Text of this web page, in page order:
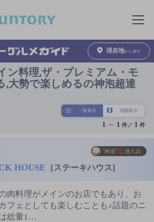
メニュ
現在地から探す
ン料理,ザ・プレミアム・モ
,大勢で楽しめるの神泡超達
一覧表示 地図表示
1 ～ 1 件／ 1 件
HOUSE [ステーキハウス]
肉料理がメインのお店でもあり、お
フェとしても楽しむことも♪話題のニ
総量1…